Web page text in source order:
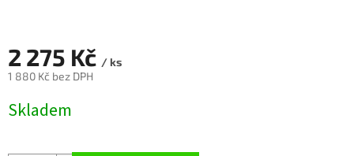
2 275 Kč / ks
1 880 Kč bez DPH
cena:
Skladem